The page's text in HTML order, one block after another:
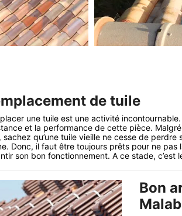
de tuile
une tuile est une activité
et la performance de cette pièce.
sachez qu’une tuile vieille ne cesse de
Donc, il faut être toujours prêts pour ne
son bon fonctionnement. A ce stade,
Bon